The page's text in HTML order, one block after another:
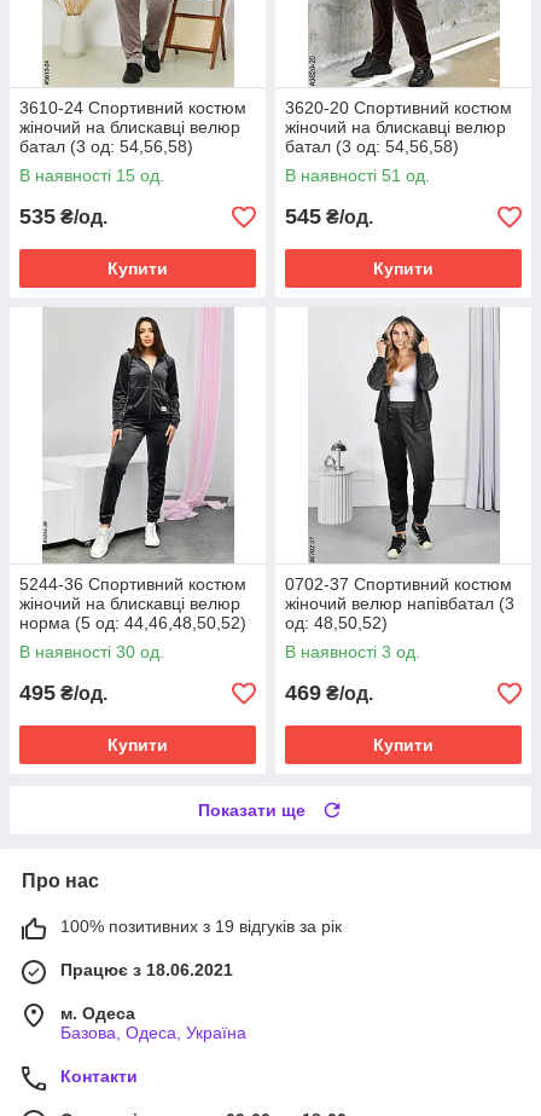
3610-24 Спортивний костюм
жіночий на блискавці велюр
батал (3 од: 54,56,58)
В наявності 15 од.
535 ₴/од.
Купити
3620-20 Спортивний костюм
жіночий на блискавці велюр
батал (3 од: 54,56,58)
В наявності 51 од.
545 ₴/од.
Купити
5244-36 Спортивний костюм
жіночий на блискавці велюр
норма (5 од: 44,46,48,50,52)
В наявності 30 од.
495 ₴/од.
Купити
0702-37 Спортивний костюм
жіночий велюр напівбатал (3
од: 48,50,52)
В наявності 3 од.
469 ₴/од.
Купити
Показати ще
Про нас
100% позитивних з 19 відгуків за рік
Працює з 18.06.2021
м. Одеса
Базова, Одеса, Україна
Контакти